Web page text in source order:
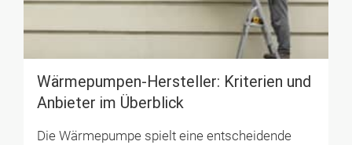
Wärmepumpen-Hersteller: Kriterien und
Anbieter im Überblick
Die Wärmepumpe spielt eine entscheidende